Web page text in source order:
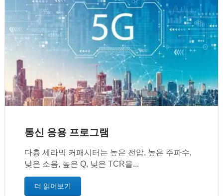
통신 응용 프로그램
다층 세라믹 커패시터는 높은 전압, 높은 주파수,
낮은 소음, 높은 Q, 낮은 TCR을...
더 읽어보기